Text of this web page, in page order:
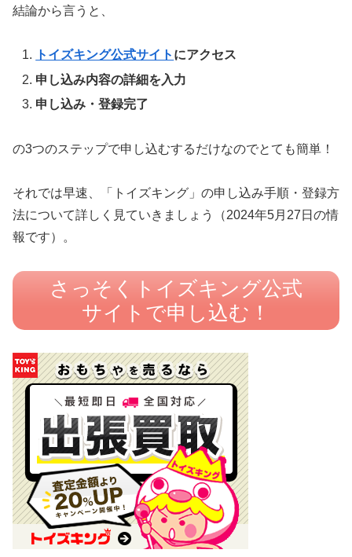
結論から言うと、
トイズキング公式サイト にアクセス
申し込み内容の詳細を入力
申し込み・登録完了
の3つのステップで申し込むするだけなのでとても簡単！
それでは早速、「トイズキング」の申し込み手順・登録方
法について詳しく見ていきましょう（2024年5月27日の情
報です）。
さっそくトイズキング公式
サイトで申し込む！